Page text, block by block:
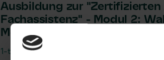
Ausbildung zur
Fachassistenz" - Modul 2:
Motivation
1-tägiges Seminar